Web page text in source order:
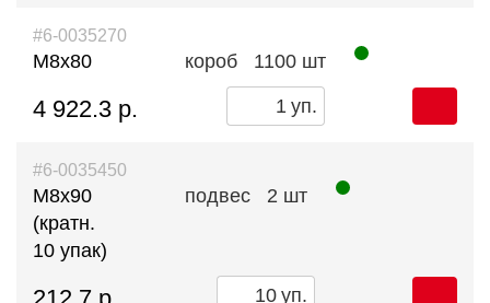
#6-0035270
М8х80 короб 1100 шт
4 922.3 р. уп.
#6-0035450
М8х90
(кратн.
10 упак)
подвес 2 шт
уп.